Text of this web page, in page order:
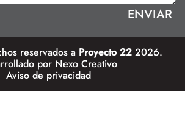
reservados a Proyecto 22 2026.
por Nexo Creativo
Aviso de privacidad